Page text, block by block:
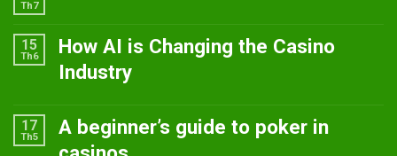
Th7
15
Th6
How AI is Changing the Casino
Industry
17
Th5
A beginner’s guide to poker in